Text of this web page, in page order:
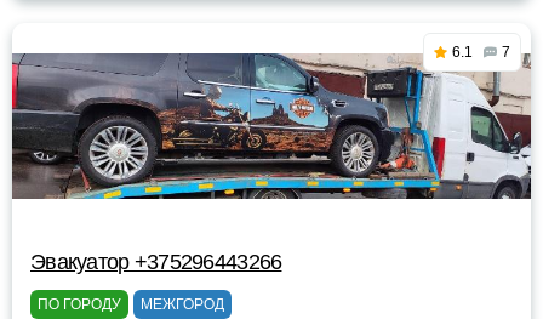
6.1 7
Эвакуатор +375296443266
ПО ГОРОДУ МЕЖГОРОД